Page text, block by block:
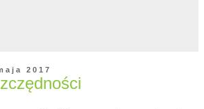
2017